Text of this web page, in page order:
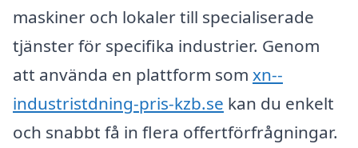
maskiner och lokaler till specialiserade
tjänster för specifika industrier. Genom
att använda en plattform som xn--
industristdning-pris-kzb.se kan du enkelt
och snabbt få in flera offertförfrågningar.